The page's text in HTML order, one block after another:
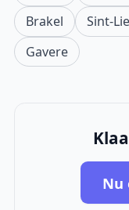
Brakel
Sint-
Gavere
Nu